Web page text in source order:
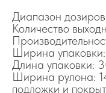
Диапазон
Количество
Ширина
Длина упаковки:
Ширина рулона:
подложки и